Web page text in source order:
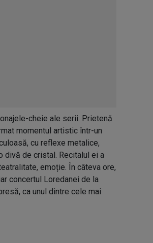
cheie ale serii. Prietenă
momentul artistic într-un
cu reflexe metalice,
divă de cristal. Recitalul ei a
emoție. În câteva ore,
concertul Loredanei de la
ca unul dintre cele mai